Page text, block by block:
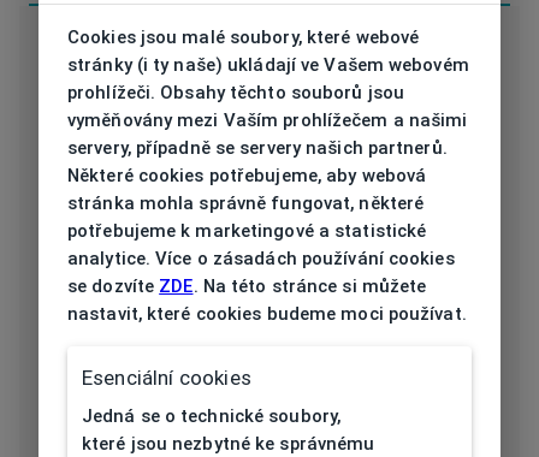
Kód 31527 4928 56/15
Značka JAGUAR
Druh obruby Dioptrické
Určení Pánská
Typ obruby
Materiál
obruby
Acetát
Cookies jsou malé soubory, které webové
stránky (i ty naše) ukládají ve Vašem webovém
prohlížeči. Obsahy těchto souborů jsou
vyměňovány mezi Vaším prohlížečem a našimi
servery, případně se servery našich partnerů.
Některé cookies potřebujeme, aby webová
stránka mohla správně fungovat, některé
potřebujeme k marketingové a statistické
analytice. Více o zásadách používání cookies
se dozvíte ZDE. Na této stránce si můžete
nastavit, které cookies budeme moci používat.
Esenciální cookies
Jedná se o technické soubory,
které jsou nezbytné ke správnému